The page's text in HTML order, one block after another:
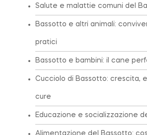
Salute e malattie comuni del
Bassotto e altri animali:
pratici
Bassotto e bambini: il cane
Cucciolo di Bassotto: crescita,
cure
Educazione e socializzazione